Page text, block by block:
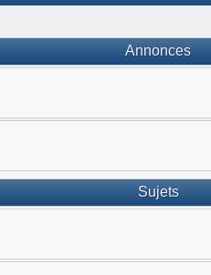
Annonces
Sujets